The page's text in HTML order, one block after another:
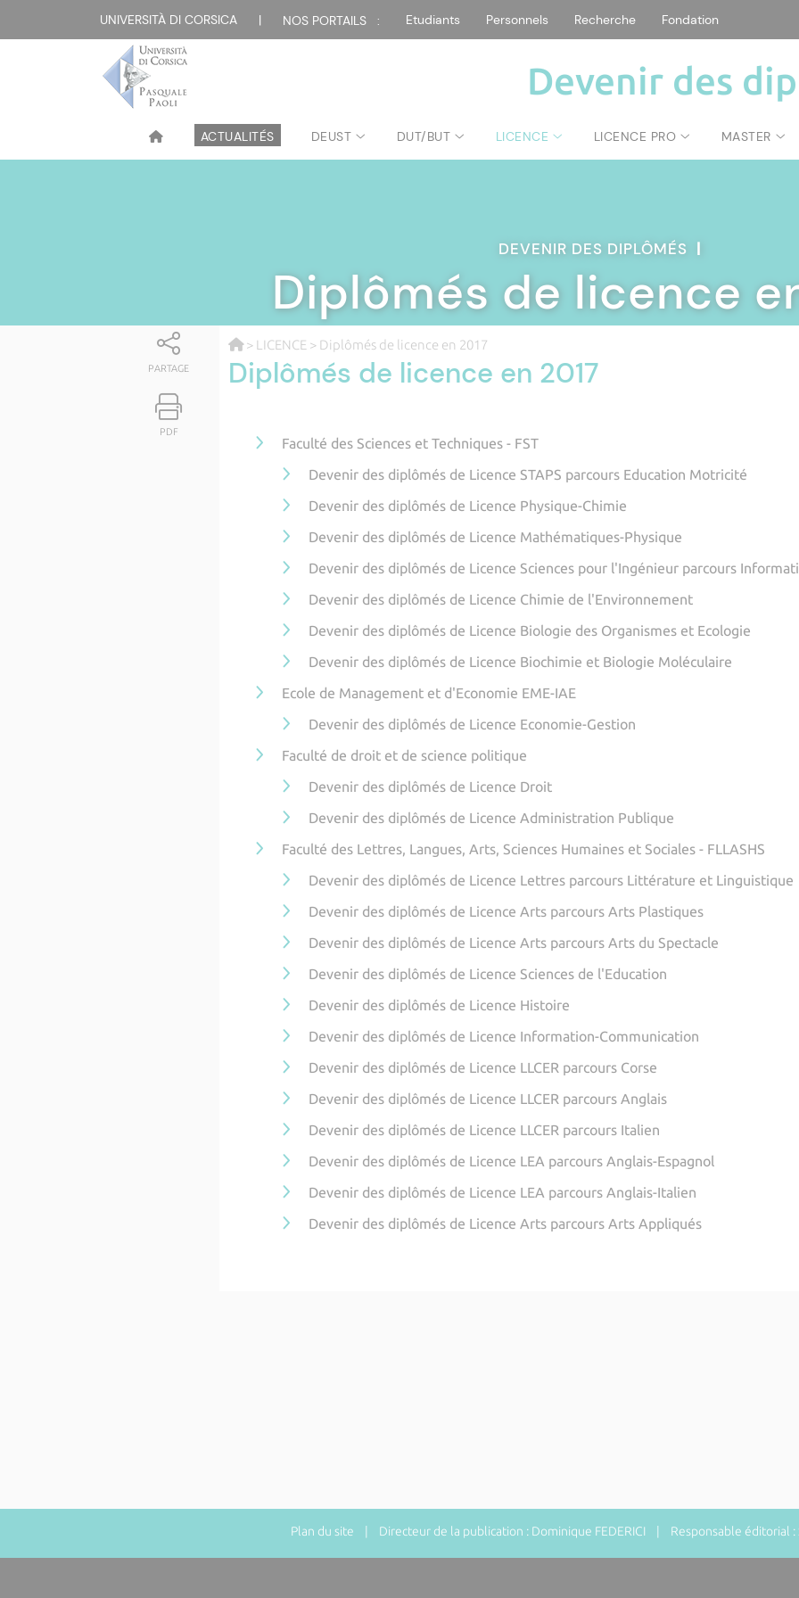
UNIVERSITÀ DI CORSICA | NOS PORTAILS : Etudiants Personnels Recherche Fondation
Devenir des
ACTUALITÉS DEUST DUT/BUT LICENCE LICENCE PRO MASTER
DEVENIR DES DIPLÔMÉS |
Diplômés de licence
PARTAGE
PDF
> LICENCE > Diplômés de licence en 2017
Diplômés de licence en 2017
Faculté des Sciences et Techniques - FST
Devenir des diplômés de Licence STAPS parcours Education Motricité
Devenir des diplômés de Licence Physique-Chimie
Devenir des diplômés de Licence Mathématiques-Physique
Devenir des diplômés de Licence Sciences pour l'Ingénieur parcours
Devenir des diplômés de Licence Chimie de l'Environnement
Devenir des diplômés de Licence Biologie des Organismes et Ecologie
Devenir des diplômés de Licence Biochimie et Biologie Moléculaire
Ecole de Management et d'Economie EME-IAE
Devenir des diplômés de Licence Economie-Gestion
Faculté de droit et de science politique
Devenir des diplômés de Licence Droit
Devenir des diplômés de Licence Administration Publique
Faculté des Lettres, Langues, Arts, Sciences Humaines et Sociales - FLLASHS
Devenir des diplômés de Licence Lettres parcours Littérature et Linguistique
Devenir des diplômés de Licence Arts parcours Arts Plastiques
Devenir des diplômés de Licence Arts parcours Arts du Spectacle
Devenir des diplômés de Licence Sciences de l'Education
Devenir des diplômés de Licence Histoire
Devenir des diplômés de Licence Information-Communication
Devenir des diplômés de Licence LLCER parcours Corse
Devenir des diplômés de Licence LLCER parcours Anglais
Devenir des diplômés de Licence LLCER parcours Italien
Devenir des diplômés de Licence LEA parcours Anglais-Espagnol
Devenir des diplômés de Licence LEA parcours Anglais-Italien
Devenir des diplômés de Licence Arts parcours Arts Appliqués
Plan du site | Directeur de la publication : Dominique FEDERICI | Responsable éditorial :